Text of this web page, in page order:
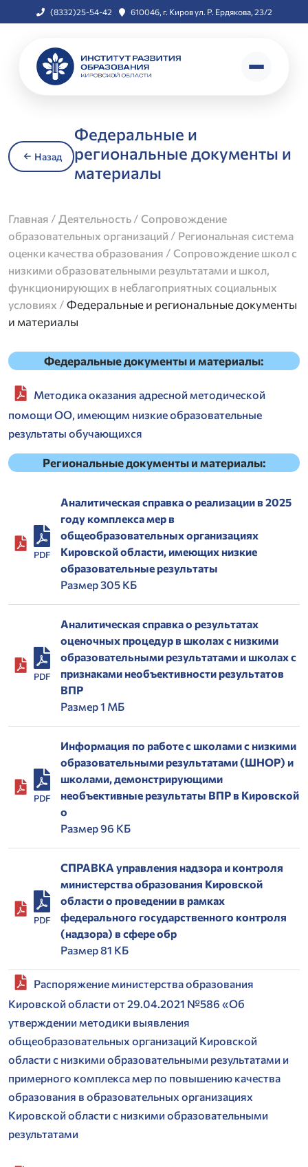
(8332)25-54-42 610046, г. Киров ул. Р. Ердякова, 23/2
Назад
Федеральные и
региональные документы и
материалы
Главная / Деятельность / Сопровождение
образовательных организаций / Региональная система
оценки качества образования / Сопровождение школ с
низкими образовательными результатами и школ,
функционирующих в неблагоприятных социальных
условиях /Федеральные и региональные документы
и материалы
Федеральные документы и материалы:
Методика оказания адресной методической
помощи ОО, имеющим низкие образовательные
результаты обучающихся
Региональные документы и материалы:
PDF
Аналитическая справка о реализации в 2025
году комплекса мер в
общеобразовательных организациях
Кировской области, имеющих низкие
образовательные результаты
Размер 305 КБ
PDF
Аналитическая справка о результатах
оценочных процедур в школах с низкими
образовательными результатами и школах с
признаками необъективности результатов
ВПР
Размер 1 МБ
PDF
Информация по работе с школами с низкими
образовательными результатами (ШНОР) и
школами, демонстрирующими
необъективные результаты ВПР в Кировской
о
Размер 96 КБ
PDF
СПРАВКА управления надзора и контроля
министерства образования Кировской
области о проведении в рамках
федерального государственного контроля
(надзора) в сфере обр
Размер 81 КБ
Распоряжение министерства образования
Кировской области от 29.04.2021 №586 «Об
утверждении методики выявления
общеобразовательных организаций Кировской
области с низкими образовательными результатами и
примерного комплекса мер по повышению качества
образования в образовательных организациях
Кировской области с низкими образовательными
результатами